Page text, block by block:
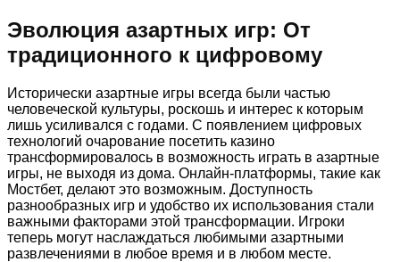
Эволюция азартных игр: От
традиционного к цифровому
Исторически азартные игры всегда были частью
человеческой культуры, роскошь и интерес к которым
лишь усиливался с годами. С появлением цифровых
технологий очарование посетить казино
трансформировалось в возможность играть в азартные
игры, не выходя из дома. Онлайн-платформы, такие как
Мостбет, делают это возможным. Доступность
разнообразных игр и удобство их использования стали
важными факторами этой трансформации. Игроки
теперь могут наслаждаться любимыми азартными
развлечениями в любое время и в любом месте.